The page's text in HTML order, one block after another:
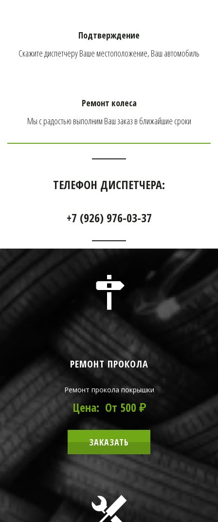
Подтверждение
Скажите диспетчеру Ваше местоположение, Ваш автомобиль
Ремонт колеса
Мы с радостью выполним Ваш заказ в ближайшие сроки
ТЕЛЕФОН ДИСПЕТЧЕРА:
+7 (926) 976-03-37
РЕМОНТ ПРОКОЛА
Ремонт прокола покрышки
Цена: От 500 ₽
ЗАКАЗАТЬ